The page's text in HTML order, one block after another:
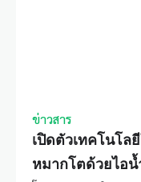
ข่าวสาร
เปิดตัวเทคโนโล
หมากโตด้วยไอน้